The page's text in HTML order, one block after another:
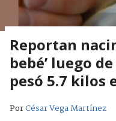
Reportan
bebé’ luego
pesó 5.7 kilos
PorCésar Vega Martínez